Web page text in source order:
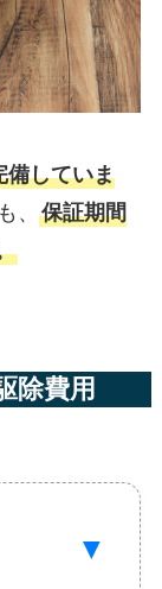
備していま
、 保証期間
除費用
▼